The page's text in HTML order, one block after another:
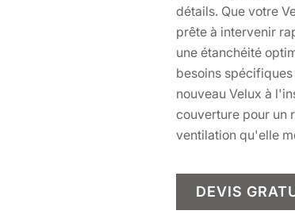
détails. Que votre
prête à intervenir
une étanchéité
besoins
nouveau Velux à
couverture pour un
ventilation qu'elle
DEVIS